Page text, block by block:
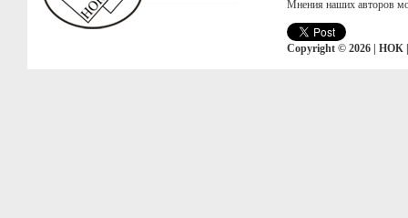
Мнения наших авторов
Copyright © 2026 | НОК